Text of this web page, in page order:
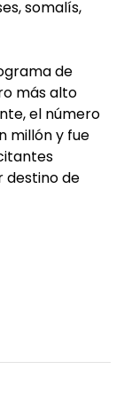
somalís,
de
más alto
el número
millón y fue
destino de